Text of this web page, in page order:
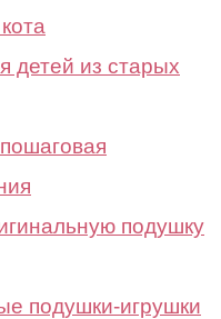
детей из старых
подушку
подушки-игрушки